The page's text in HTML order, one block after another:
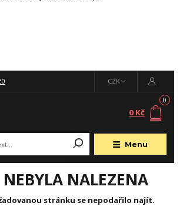
Menu
CZK
0
0 Kč
NALEZENA
stránku se nepodařilo najít.